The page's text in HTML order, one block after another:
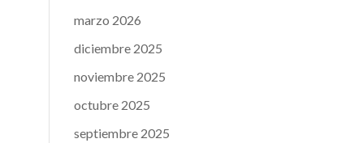
marzo 2026
diciembre 2025
noviembre 2025
octubre 2025
septiembre 2025